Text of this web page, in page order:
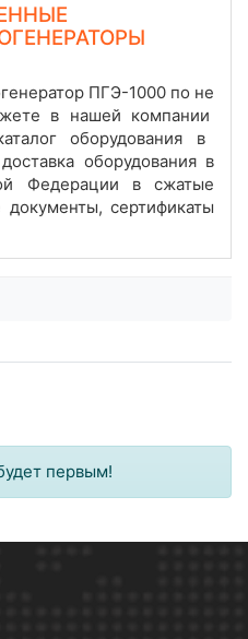
ПГЭ-1000 по не
в нашей компании
оборудования в
оборудования в
Федерации в сжатые
сертификаты
первым!